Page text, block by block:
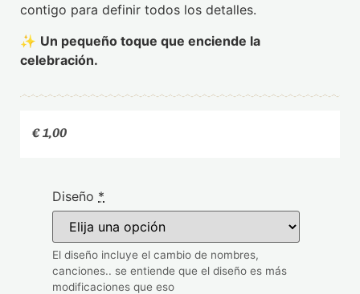
contigo para definir todos los detalles.
✨ Un pequeño toque que enciende la
celebración.
€1,00
Diseño *
El diseño incluye el cambio de nombres,
canciones.. se entiende que el diseño es más
modificaciones que eso